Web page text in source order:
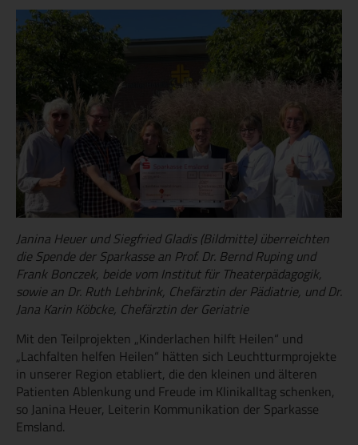
Janina Heuer und Siegfried Gladis (Bildmitte) überreichten
die Spende der Sparkasse an Prof. Dr. Bernd Ruping und
Frank Bonczek, beide vom Institut für Theaterpädagogik,
sowie an Dr. Ruth Lehbrink, Chefärztin der Pädiatrie, und Dr.
Jana Karin Köbcke, Chefärztin der Geriatrie
Mit den Teilprojekten „Kinderlachen hilft Heilen“ und
„Lachfalten helfen Heilen“ hätten sich Leuchtturmprojekte
in unserer Region etabliert, die den kleinen und älteren
Patienten Ablenkung und Freude im Klinikalltag schenken,
so Janina Heuer, Leiterin Kommunikation der Sparkasse
Emsland.